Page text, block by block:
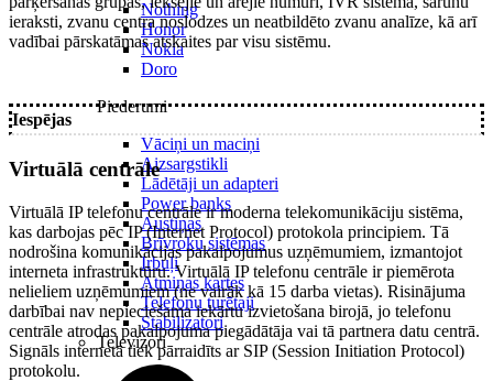
Nothing
Honor
Nokia
Doro
Piederumi
Vāciņi un maciņi
Aizsargstikli
Lādētāji un adapteri
Power banks
Austiņas
Brīvroku sistēmas
Irbuļi
Atmiņas kartes
Telefonu turētaji
Stabilizatori
Televizori
ieraksti, zvanu centra noslodzes un neatbildēto zvanu analīze, kā arī
vadībai pārskatāmas atskaites par visu sistēmu.
Iespējas
Virtuālā centrāle
Virtuālā IP telefonu centrāle ir moderna telekomunikāciju sistēma,
kas darbojas pēc IP (Internet Protocol) protokola principiem. Tā
nodrošina komunikācijas pakalpojumus uzņēmumiem, izmantojot
interneta infrastruktūru. Virtuālā IP telefonu centrāle ir piemērota
nelieliem uzņēmumiem (ne vairāk kā 15 darba vietas). Risinājuma
darbībai nav nepieciešama iekārtu izvietošana birojā, jo telefonu
centrāle atrodas pakalpojuma piegādātāja vai tā partnera datu centrā.
Signāls internetā tiek pārraidīts ar SIP (Session Initiation Protocol)
protokolu.